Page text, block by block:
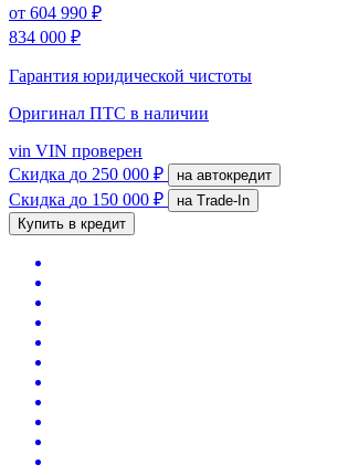
от 604 990 ₽
834 000 ₽
Гарантия юридической чистоты
Оригинал ПТС в наличии
vin VIN проверен
Скидка до 250 000 ₽ на автокредит
Скидка до 150 000 ₽
на Trade-In
Купить в кредит